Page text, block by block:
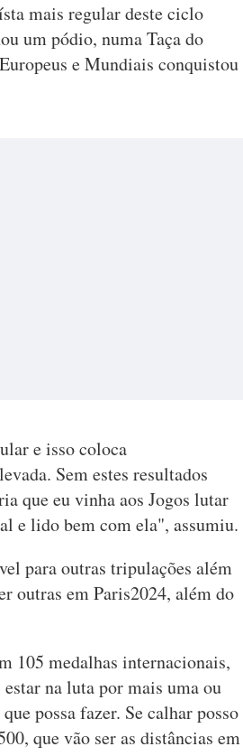
mais regular deste ciclo
um pódio, numa Taça do
e Mundiais conquistou
e isso coloca
Sem estes resultados
que eu vinha aos Jogos lutar
e lido bem com ela", assumiu.
para outras tripulações além
outras em Paris2024, além do
105 medalhas internacionais,
na luta por mais uma ou
possa fazer. Se calhar posso
que vão ser as distâncias em